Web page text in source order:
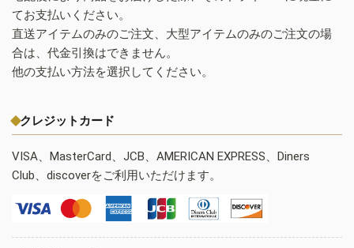
てお支払いください。
直送アイテムのみのご注文、大型アイテムのみのご注文の場
合は、代金引換はできません。
他の支払い方法を選択してください。
クレジットカード
VISA、MasterCard、JCB、AMERICAN EXPRESS、Diners
Club、discoverをご利用いただけます。